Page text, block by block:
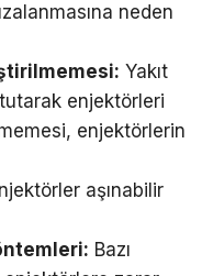
neden
Yakıt
enjektörleri
enjektörlerin
aşınabilir
Bazı